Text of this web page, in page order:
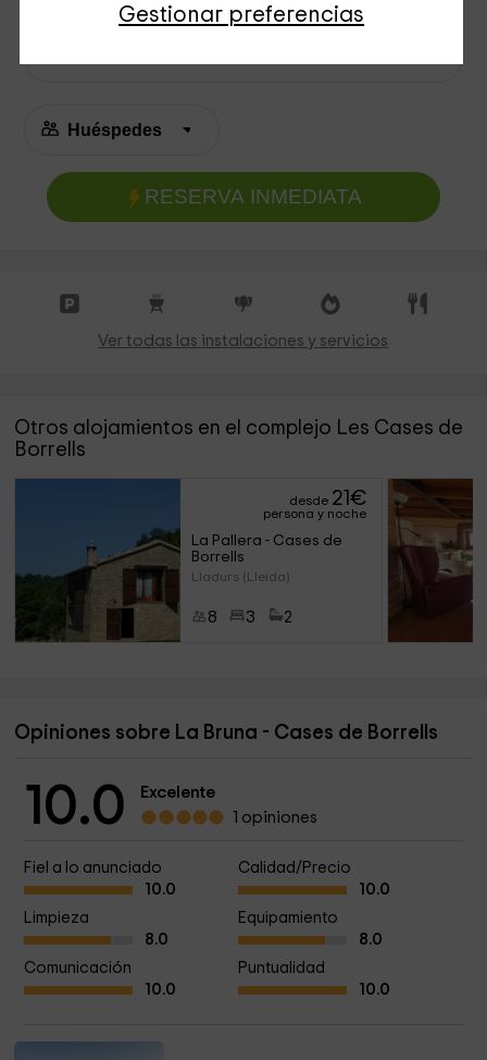
Gestionar preferencias
RESERVA INMEDIATA
Ver todas las instalaciones y servicios
Otros alojamientos en el complejo Les Cases de
Borrells
desde 21€
persona y noche
La Pallera - Cases de
Borrells
Lladurs (Lleida)
8 3 2
Opiniones sobre La Bruna - Cases de Borrells
10.0
Excelente
1 opiniones
Fiel a lo anunciado
10.0
Calidad/Precio
10.0
Limpieza
8.0
Equipamiento
8.0
Comunicación
10.0
Puntualidad
10.0